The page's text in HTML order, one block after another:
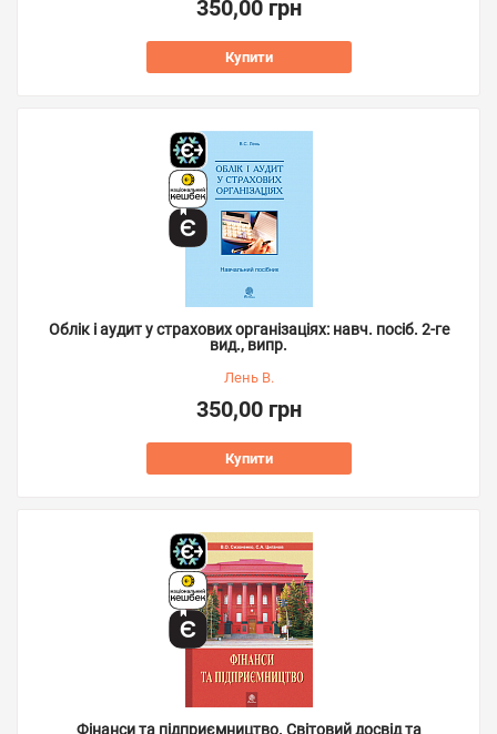
350,00 грн
Купити
Облік і аудит у страхових організаціях: навч. посіб. 2-ге
вид., випр.
Лень В.
350,00 грн
Купити
Фінанси та підприємництво. Світовий досвід та